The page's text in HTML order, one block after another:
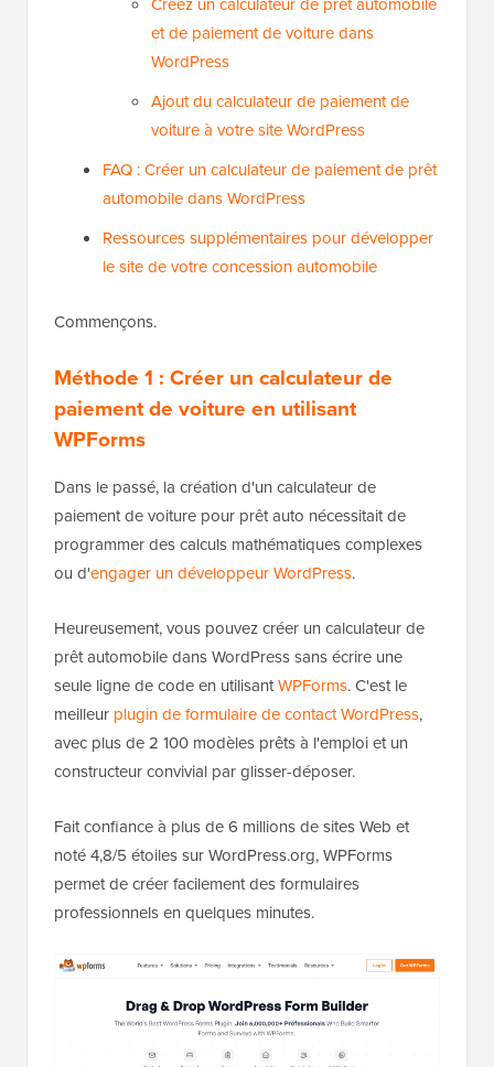
et de paiement de voiture dans
WordPress
Ajout du calculateur de paiement de
voiture à votre site WordPress
FAQ : Créer un calculateur de paiement de prêt
automobile dans WordPress
Ressources supplémentaires pour développer
le site de votre concession automobile
Commençons.
Méthode 1 : Créer un calculateur de
paiement de voiture en utilisant
WPForms
Dans le passé, la création d'un calculateur de
paiement de voiture pour prêt auto nécessitait de
programmer des calculs mathématiques complexes
ou d'engager un développeur WordPress.
Heureusement, vous pouvez créer un calculateur de
prêt automobile dans WordPress sans écrire une
seule ligne de code en utilisantWPForms. C'est le
meilleur plugin de formulaire de contact WordPress,
avec plus de 2 100 modèles prêts à l'emploi et un
constructeur convivial par glisser-déposer.
Fait confiance à plus de 6 millions de sites Web et
noté 4,8/5 étoiles sur WordPress.org, WPForms
permet de créer facilement des formulaires
professionnels en quelques minutes.